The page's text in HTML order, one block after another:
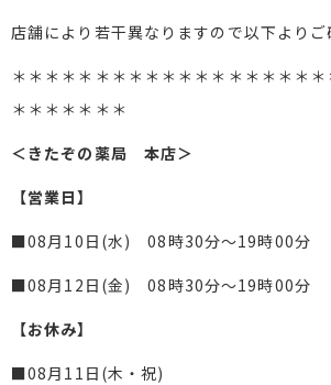
店舗により若干異なりますので以下よりご
＊＊＊＊＊＊＊＊＊＊＊＊＊＊＊＊＊＊
＊＊＊＊＊＊＊
＜きたぞの薬局 本店＞
【営業日】
■08月10日(水) 08時30分～19時00分
■08月12日(金) 08時30分～19時00分
【お休み】
■08月11日(木・祝)